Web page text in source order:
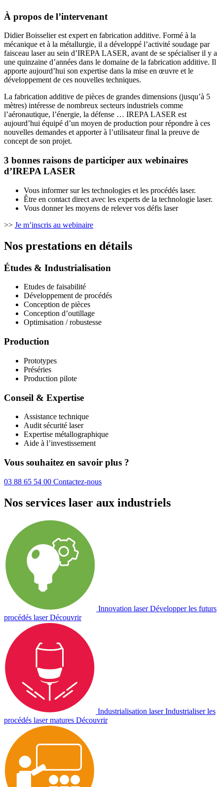
À propos de l’intervenant
Didier Boisselier est expert en fabrication additive. Formé à la
mécanique et à la métallurgie, il a développé l’activité soudage par
faisceau laser au sein d’IREPA LASER, avant de se spécialiser il y a
une quinzaine d’années dans le domaine de la fabrication additive. Il
apporte aujourd’hui son expertise dans la mise en œuvre et le
développement de ces nouvelles techniques.
La fabrication additive de pièces de grandes dimensions (jusqu’à 5
mètres) intéresse de nombreux secteurs industriels comme
l’aéronautique, l’énergie, la défense … IREPA LASER est
aujourd’hui équipé d’un moyen de production pour répondre à ces
nouvelles demandes et apporter à l’utilisateur final la preuve de
concept de son projet.
3 bonnes raisons de participer aux webinaires
d’IREPA LASER
Vous informer sur les technologies et les procédés laser.
Être en contact direct avec les experts de la technologie laser.
Vous donner les moyens de relever vos défis laser
>> Je m’inscris au webinaire
Nos prestations en détails
Études & Industrialisation
Etudes de faisabilité
Développement de procédés
Conception de pièces
Conception d’outillage
Optimisation / robustesse
Production
Prototypes
Préséries
Production pilote
Conseil & Expertise
Assistance technique
Audit sécurité laser
Expertise métallographique
Aide à l’investissement
Vous souhaitez en savoir plus ?
03 88 65 54 00 Contactez-nous
Nos services laser aux industriels
Innovation laser Développer les futurs
procédés laser Découvrir
Industrialisation laser Industrialiser les
procédés laser matures Découvrir